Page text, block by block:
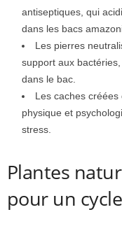
antiseptiques, qui
dans les bacs
Les pierres
support aux
dans le bac.
Les caches
physique et
stress.
Plantes
pour un